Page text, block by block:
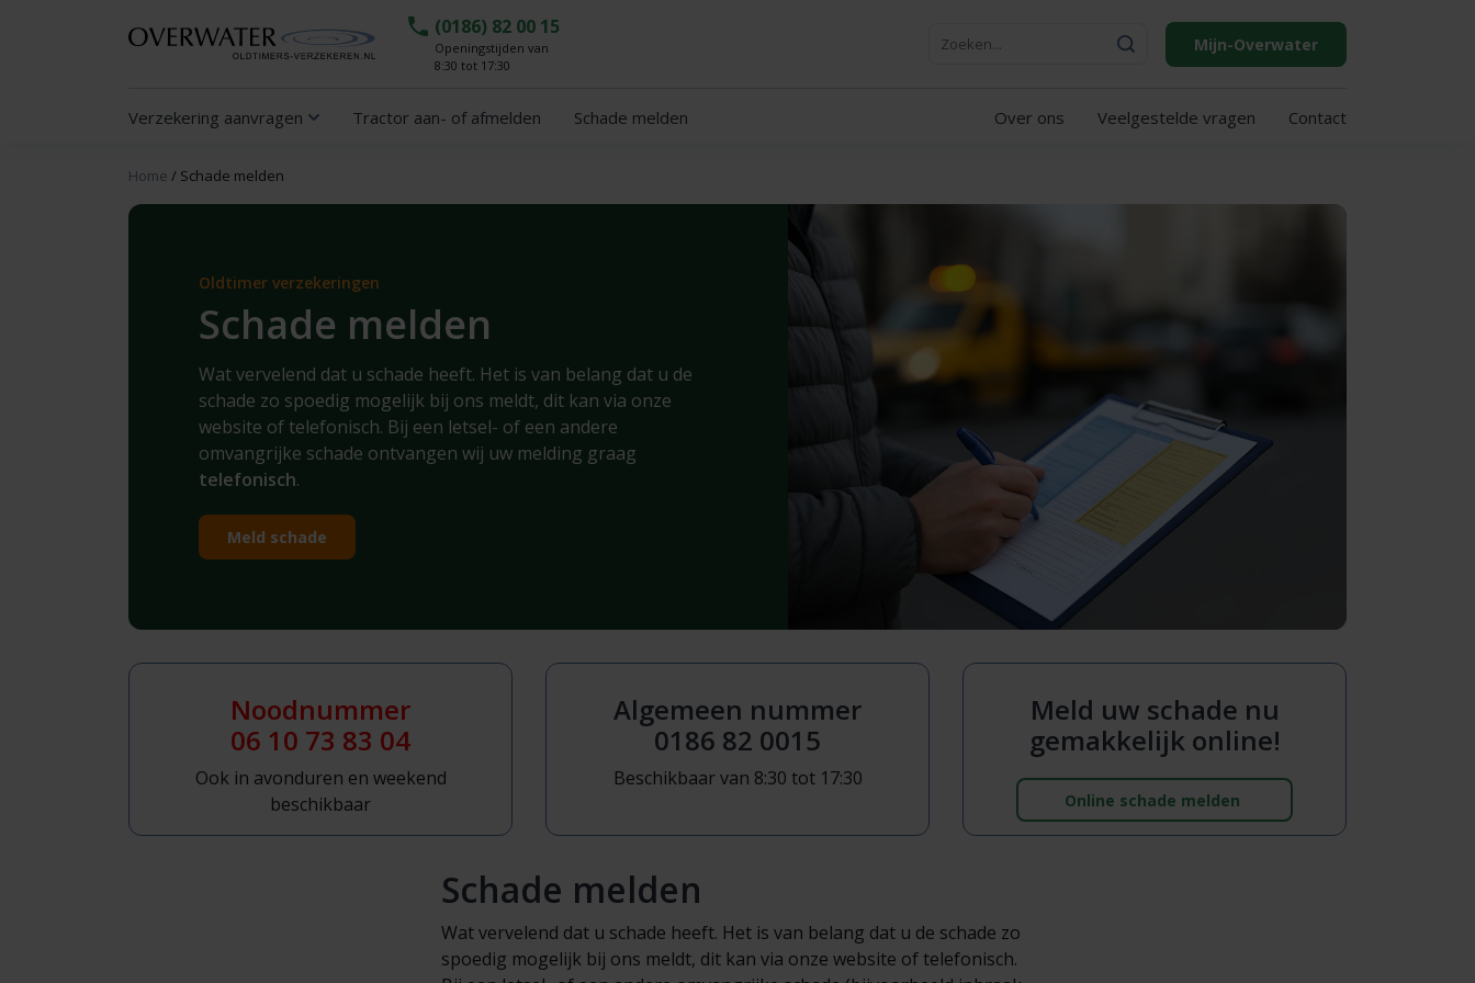
(0186) 82 00 15
Openingstijden van
8:30 tot 17:30
Mijn-Overwater
Verzekering aanvragen Tractor aan- of afmelden Schade melden Over ons Veelgestelde vragen Contact
Home / Schade melden
Oldtimer verzekeringen
Schade melden
Wat vervelend dat u schade heeft. Het is van belang dat u de
schade zo spoedig mogelijk bij ons meldt, dit kan via onze
website of telefonisch. Bij een letsel- of een andere
omvangrijke schade ontvangen wij uw melding graag
telefonisch.
Meld schade
Noodnummer
06 10 73 83 04
Ook in avonduren en weekend
beschikbaar
Algemeen nummer
0186 82 0015
Beschikbaar van 8:30 tot 17:30
Meld uw schade nu
gemakkelijk online!
Online schade melden
Schade melden
Wat vervelend dat u schade heeft. Het is van belang dat u de schade zo
spoedig mogelijk bij ons meldt, dit kan via onze website of telefonisch.